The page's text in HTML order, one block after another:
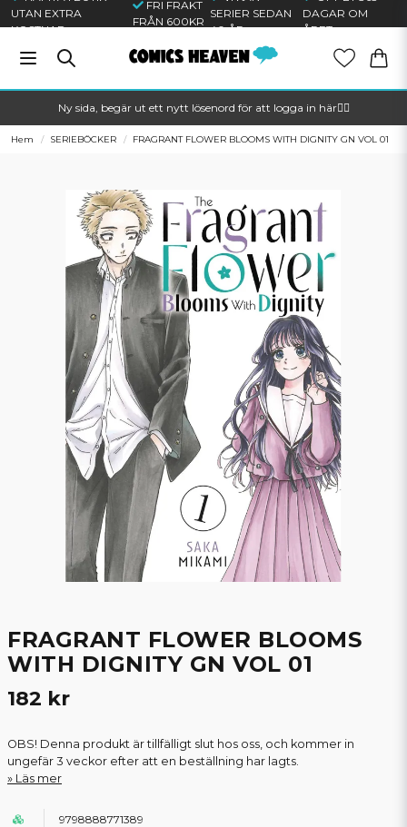
UTAN EXTRA
KOSTNAD
FRI FRAKT
FRÅN 600KR
SERIER SEDAN
40 ÅR
DAGAR OM
ÅRET
Ny sida, begär ut ett nytt lösenord för att logga in här🦸‍♂️
Hem SERIEBÖCKER FRAGRANT FLOWER BLOOMS WITH DIGNITY GN VOL 01
FRAGRANT FLOWER BLOOMS
WITH DIGNITY GN VOL 01
182 kr
OBS! Denna produkt är tillfälligt slut hos oss, och kommer in
ungefär 3 veckor efter att en beställning har lagts.
Läs mer
9798888771389